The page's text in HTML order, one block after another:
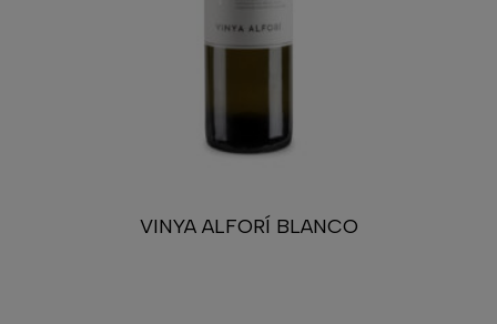
VINYA ALFORÍ BLANCO